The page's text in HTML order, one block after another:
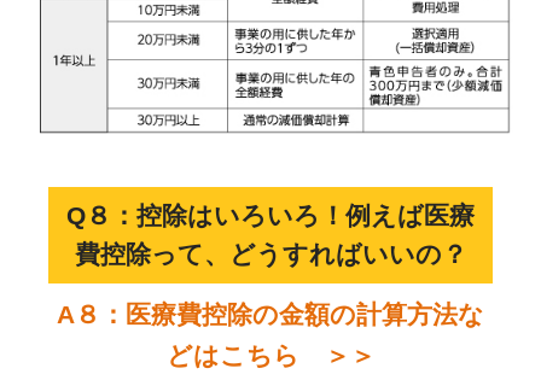
Q８：控除はいろいろ！例えば医療
費控除って、どうすればいいの？
A８：医療費控除の金額の計算方法な
どはこちら ＞＞